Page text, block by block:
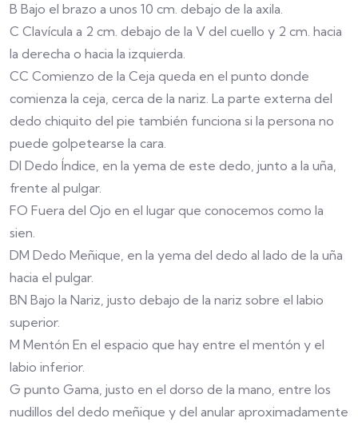
B Bajo el brazo a unos 10 cm. debajo de la axila.
C Clavícula a 2 cm. debajo de la V del cuello y 2 cm. hacia
la derecha o hacia la izquierda.
CC Comienzo de la Ceja queda en el punto donde
comienza la ceja, cerca de la nariz. La parte externa del
dedo chiquito del pie también funciona si la persona no
puede golpetearse la cara.
DI Dedo Índice, en la yema de este dedo, junto a la uña,
frente al pulgar.
FO Fuera del Ojo en el lugar que conocemos como la
sien.
DM Dedo Meñique, en la yema del dedo al lado de la uña
hacia el pulgar.
BN Bajo la Nariz, justo debajo de la nariz sobre el labio
superior.
M Mentón En el espacio que hay entre el mentón y el
labio inferior.
G punto Gama, justo en el dorso de la mano, entre los
nudillos del dedo meñique y del anular aproximadamente